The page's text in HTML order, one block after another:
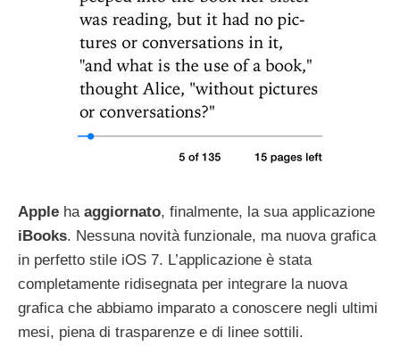
Apple ha aggiornato, finalmente, la sua applicazione
iBooks. Nessuna novità funzionale, ma nuova grafica
in perfetto stile iOS 7. L’applicazione è stata
completamente ridisegnata per integrare la nuova
grafica che abbiamo imparato a conoscere negli ultimi
mesi, piena di trasparenze e di linee sottili.